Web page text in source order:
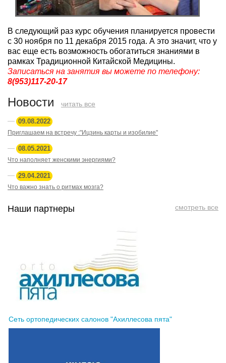
В следующий раз курс обучения планируется провести
с 30 ноября по 11 декабря 2015 года. А это значит, что у
вас еще есть возможность обогатиться знаниями в
рамках Традиционной Китайской Медицины.
Записаться на занятия вы можете по телефону:
8(953)117-20-17
Новости читать все
09.08.2022
Приглашаем на встречу :"Ицзинь карты и изобилие"
08.05.2021
Что наполняет женскими энергиями?
29.04.2021
Что важно знать о ритмах мозга?
Наши партнеры
Сеть ортопедических салонов "Ахиллесова пята"
смотреть все